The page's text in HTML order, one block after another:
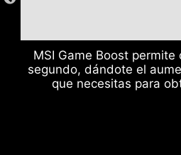
MSI Game Boost permite
segundo, dándote el
que necesitas para